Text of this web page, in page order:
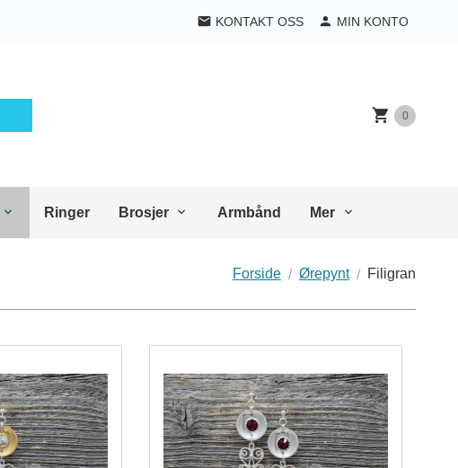
KONTAKT OSS MIN KONTO
0
Ringer Brosjer Armbånd Mer
Forside Ørepynt Filigran